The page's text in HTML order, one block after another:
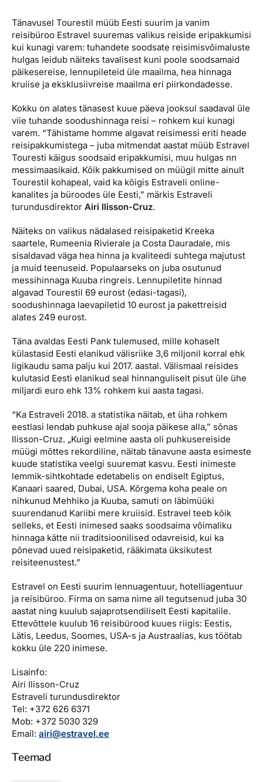
Airalo eSIM
Reisija meelespea
Platinum Club
Püsisoodustused
Boonuspunktid
Ettevõttest, kontaktid, reisikonsultandi teenus, tule
tööle, uudised...
Ettevõttest
Kontaktid
Reisikonsultandi teenus
Tule tööle
Uudised
Tänavusel Tourestil müüb Eesti suurim ja vanim
reisibüroo Estravel suuremas valikus reiside eripakkumisi
kui kunagi varem: tuhandete soodsate reisimisvõimaluste
hulgas leidub näiteks tavalisest kuni poole soodsamaid
päikesereise, lennupileteid üle maailma, hea hinnaga
kruiise ja eksklusiivreise maailma eri piirkondadesse.
Kokku on alates tänasest kuue päeva jooksul saadaval üle
viie tuhande soodushinnaga reisi – rohkem kui kunagi
varem. “Tähistame homme algavat reisimessi eriti heade
reisipakkumistega – juba mitmendat aastat müüb Estravel
Touresti käigus soodsaid eripakkumisi, muu hulgas nn
messimaasikaid. Kõik pakkumised on müügil mitte ainult
Tourestil kohapeal, vaid ka kõigis Estraveli online-
kanalites ja büroodes üle Eesti,” märkis Estraveli
turundusdirektor Airi Ilisson-Cruz.
Näiteks on valikus nädalased reisipaketid Kreeka
saartele, Rumeenia Rivierale ja Costa Dauradale, mis
sisaldavad väga hea hinna ja kvaliteedi suhtega majutust
ja muid teenuseid. Populaarseks on juba osutunud
messihinnaga Kuuba ringreis. Lennupiletite hinnad
algavad Tourestil 69 eurost (edasi-tagasi),
soodushinnaga laevapiletid 10 eurost ja pakettreisid
alates 249 eurost.
Täna avaldas Eesti Pank tulemused, mille kohaselt
külastasid Eesti elanikud välisriike 3,6 miljonil korral ehk
ligikaudu sama palju kui 2017. aastal. Välismaal reisides
kulutasid Eesti elanikud seal hinnanguliselt pisut üle ühe
miljardi euro ehk 13% rohkem kui aasta tagasi.
“Ka Estraveli 2018. a statistika näitab, et üha rohkem
eestlasi lendab puhkuse ajal sooja päikese alla,” sõnas
Ilisson-Cruz. „Kuigi eelmine aasta oli puhkusereiside
müügi mõttes rekordiline, näitab tänavune aasta esimeste
kuude statistika veelgi suuremat kasvu. Eesti inimeste
lemmik-sihtkohtade edetabelis on endiselt Egiptus,
Kanaari saared, Dubai, USA. Kõrgema koha peale on
nihkunud Mehhiko ja Kuuba, samuti on läbimüüki
suurendanud Kariibi mere kruiisid. Estravel teeb kõik
selleks, et Eesti inimesed saaks soodsaima võimaliku
hinnaga kätte nii traditsioonilised odavreisid, kui ka
põnevad uued reisipaketid, rääkimata üksikutest
reisiteenustest.”
Estravel on Eesti suurim lennuagentuur, hotelliagentuur
ja reisibüroo. Firma on sama nime all tegutsenud juba 30
aastat ning kuulub sajaprotsendiliselt Eesti kapitalile.
Ettevõttele kuulub 16 reisibürood kuues riigis: Eestis,
Lätis, Leedus, Soomes, USA-s ja Austraalias, kus töötab
kokku üle 220 inimese.
Lisainfo:
Airi Ilisson-Cruz
Estraveli turundusdirektor
Tel: +372 626 6371
Mob: +372 5030 329
Email: airi@estravel.ee
Teemad